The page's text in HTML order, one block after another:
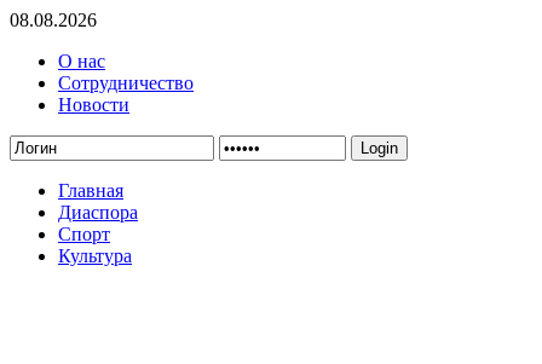
08.08.2026
О нас
Сотрудничество
Новости
Login
Главная
Диаспора
Спорт
Культура